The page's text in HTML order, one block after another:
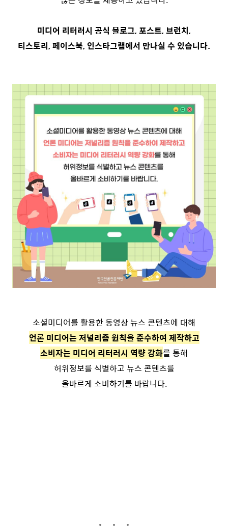
미디어 리터러시 공식 블로그, 포스트, 브런치,
티스토리, 페이스북, 인스타그램에서 만나실 수 있습니다.
소셜미디어를 활용한 동영상 뉴스 콘텐츠에 대해
언론 미디어는 저널리즘 원칙을 준수하여 제작하고
소비자는 미디어 리터러시 역량 강화를 통해
허위정보를 식별하고 뉴스 콘텐츠를
올바르게 소비하기를 바랍니다.